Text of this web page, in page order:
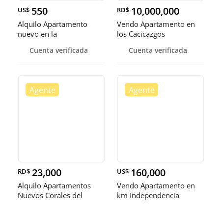
US$ 550
Alquilo Apartamento
nuevo en la
Cuenta verificada
RD$ 10,000,000
Vendo Apartamento en
los Cacicazgos
Cuenta verificada
RD$ 23,000
Alquilo Apartamentos
Nuevos Corales del
US$ 160,000
Vendo Apartamento en
km Independencia